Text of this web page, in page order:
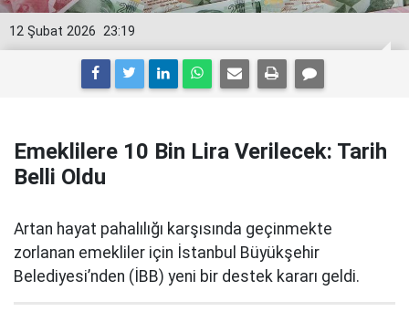
23:19
12 Şubat 2026
Emeklilere 10 Bin Lira Verilecek: Tarih
Belli Oldu
Artan hayat pahalılığı karşısında geçinmekte
zorlanan emekliler için İstanbul Büyükşehir
Belediyesi’nden (İBB) yeni bir destek kararı geldi.